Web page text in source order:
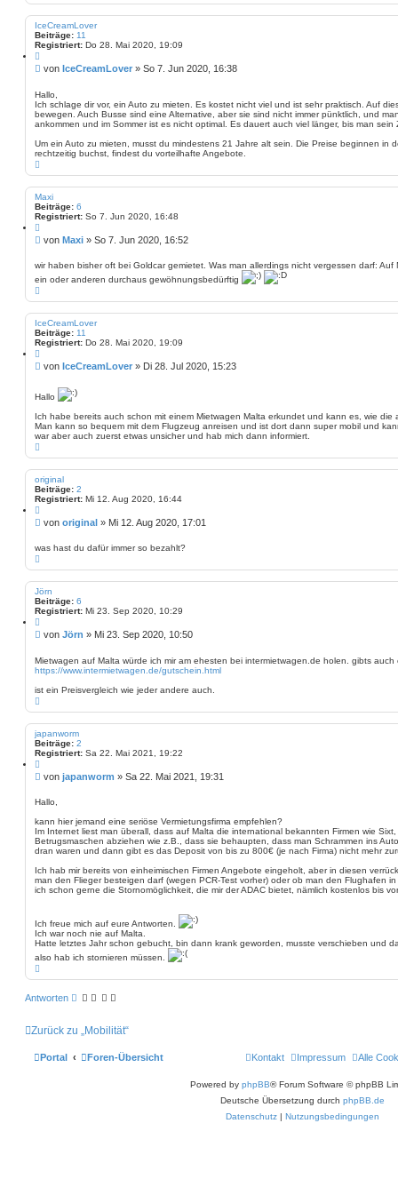
o
b
e
IceCreamLover
Beiträge: 11
Registriert: Do 28. Mai 2020, 19:09
i
t
e
r
e
n
B
i
t
r
a
g
von IceCreamLover » So 7. Jun 2020, 16:38
Hallo,
Ich schlage dir vor, ein Auto zu mieten. Es kostet nicht viel und ist sehr praktisch. Auf
bewegen. Auch Busse sind eine Alternative, aber sie sind nicht immer pünktlich, und
ankommen und im Sommer ist es nicht optimal. Es dauert auch viel länger, bis man sein
Um ein Auto zu mieten, musst du mindestens 21 Jahre alt sein. Die Preise beginnen in
rechtzeitig buchst, findest du vorteilhafte Angebote.
o
b
e
Maxi
Beiträge: 6
Registriert: So 7. Jun 2020, 16:48
i
t
e
e
B
i
t
a
g
von Maxi » So 7. Jun 2020, 16:52
wir haben bisher oft bei Goldcar gemietet. Was man allerdings nicht vergessen darf:
ein oder anderen durchaus gewöhnungsbedürftig
o
b
e
IceCreamLover
Beiträge: 11
Registriert: Do 28. Mai 2020, 19:09
i
t
r
n
B
t
r
a
g
von IceCreamLover » Di 28. Jul 2020, 15:23
Hallo
Ich habe bereits auch schon mit einem Mietwagen Malta erkundet und kann es, wie die
Man kann so bequem mit dem Flugzeug anreisen und ist dort dann super mobil und
war aber auch zuerst etwas unsicher und hab mich dann informiert.
o
b
e
original
Beiträge: 2
Registriert: Mi 12. Aug 2020, 16:44
i
t
e
B
i
r
a
g
von original » Mi 12. Aug 2020, 17:01
was hast du dafür immer so bezahlt?
o
b
e
Jörn
Beiträge: 6
Registriert: Mi 23. Sep 2020, 10:29
i
t
e
r
n
B
i
t
a
von Jörn » Mi 23. Sep 2020, 10:50
Mietwagen auf Malta würde ich mir am ehesten bei intermietwagen.de holen. gibts auch
https://www.intermietwagen.de/gutschein.html
ist ein Preisvergleich wie jeder andere auch.
o
b
e
japanworm
Beiträge: 2
Registriert: Sa 22. Mai 2021, 19:22
i
t
e
e
n
B
i
r
a
g
von japanworm » Sa 22. Mai 2021, 19:31
Hallo,
kann hier jemand eine seriöse Vermietungsfirma empfehlen?
Im Internet liest man überall, dass auf Malta die international bekannten Firmen wie Sixt,
Betrugsmaschen abziehen wie z.B., dass sie behaupten, dass man Schrammen ins
dran waren und dann gibt es das Deposit von bis zu 800€ (je nach Firma) nicht mehr
Ich hab mir bereits von einheimischen Firmen Angebote eingeholt, aber in diesen
man den Flieger besteigen darf (wegen PCR-Test vorher) oder ob man den Flughafen
ich schon gerne die Stornomöglichkeit, die mir der ADAC bietet, nämlich kostenlos bis
Ich freue mich auf eure Antworten.
Ich war noch nie auf Malta.
Hatte letztes Jahr schon gebucht, bin dann krank geworden, musste verschieben und
also hab ich stornieren müssen.
h
n
Antworten
Zurück zu „Mobilität“
Portal Foren-Übersicht Alle
Impressum
Kontakt
Powered by phpBB® Forum Software © phpBB
Deutsche Übersetzung durch phpBB.de
Datenschutz | Nutzungsbedingungen